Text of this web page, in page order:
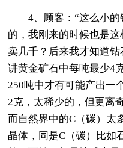
4、顾客：“这么小
的，我刚来的时候也是
卖几千？后来我才知道
讲黄金矿石中每吨最少4
250吨中才有可能产出一
2克，太稀少的，但更离
而自然界中的C（碳）太
晶体，同是C（碳）比如